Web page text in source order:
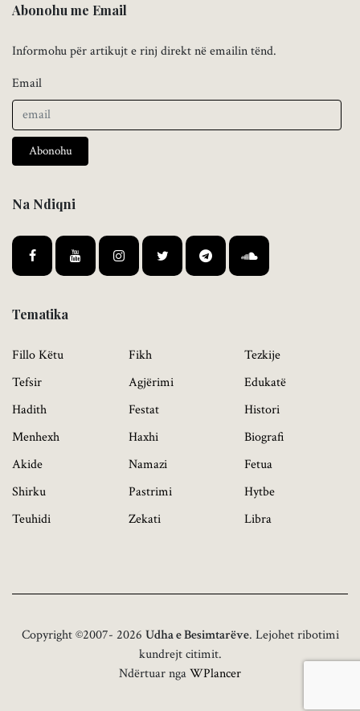
Abonohu me Email
Informohu për artikujt e rinj direkt në emailin tënd.
Email
Abonohu
Na Ndiqni
Tematika
Fillo Këtu
Tefsir
Hadith
Menhexh
Akide
Shirku
Teuhidi
Fikh
Agjërimi
Festat
Haxhi
Namazi
Pastrimi
Zekati
Tezkije
Edukatë
Histori
Biografi
Fetua
Hytbe
Libra
Copyright ©2007- 2026 Udha e Besimtarëve. Lejohet ribotimi
kundrejt citimit.
Ndërtuar ngaWPlancer